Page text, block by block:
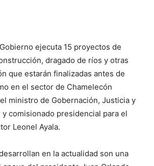
ejecuta 15 proyectos de
dragado de ríos y otras
que estarán finalizadas antes de
en el sector de Chamelecón
ministro de Gobernación, Justicia y
comisionado presidencial para el
Leonel Ayala.
en la actualidad son una